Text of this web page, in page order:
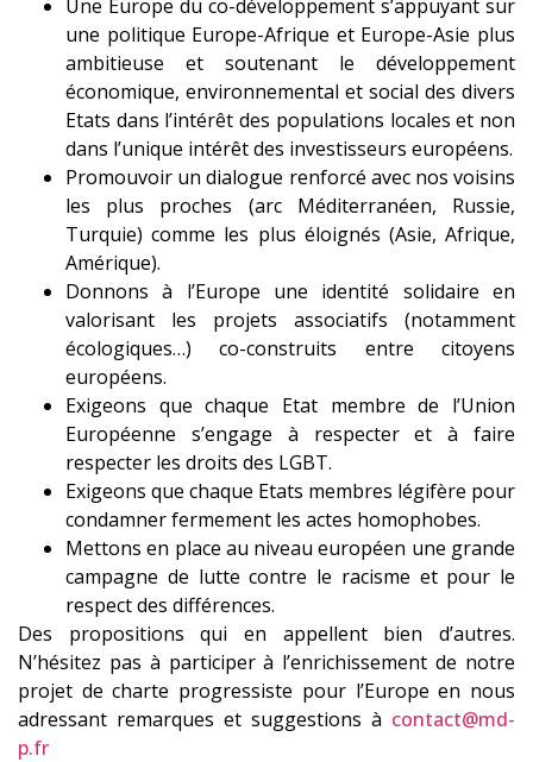
Une Europe du co-développement s’appuyant sur
une politique Europe-Afrique et Europe-Asie plus
ambitieuse et soutenant le développement
économique, environnemental et social des divers
Etats dans l’intérêt des populations locales et non
dans l’unique intérêt des investisseurs européens.
Promouvoir un dialogue renforcé avec nos voisins
les plus proches (arc Méditerranéen, Russie,
Turquie) comme les plus éloignés (Asie, Afrique,
Amérique).
Donnons à l’Europe une identité solidaire en
valorisant les projets associatifs (notamment
écologiques…) co-construits entre citoyens
européens.
Exigeons que chaque Etat membre de l’Union
Européenne s’engage à respecter et à faire
respecter les droits des LGBT.
Exigeons que chaque Etats membres légifère pour
condamner fermement les actes homophobes.
Mettons en place au niveau européen une grande
campagne de lutte contre le racisme et pour le
respect des différences.
Des propositions qui en appellent bien d’autres.
N’hésitez pas à participer à l’enrichissement de notre
projet de charte progressiste pour l’Europe en nous
adressant remarques et suggestions à contact@md-
p.fr